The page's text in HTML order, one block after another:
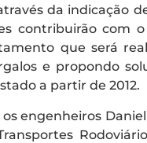
da indicação
contribuirão com
que será
e propondo
a partir de 2012.
engenheiros